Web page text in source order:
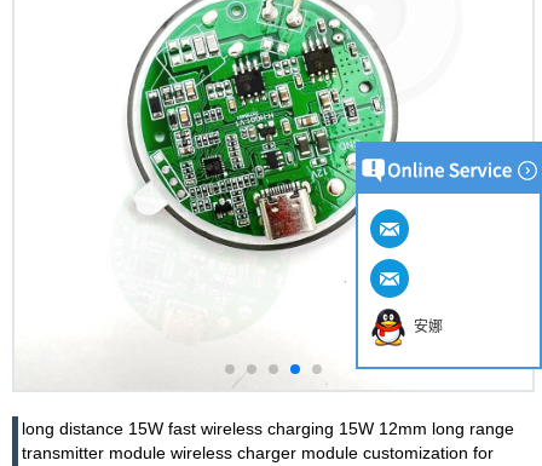
long distance 15W fast wireless charging 15W 12mm long range
transmitter module wireless charger module customization for
安娜